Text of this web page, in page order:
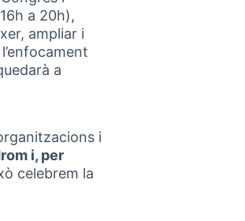
a 20h),
ampliar i
a
i
i, per
celebrem la